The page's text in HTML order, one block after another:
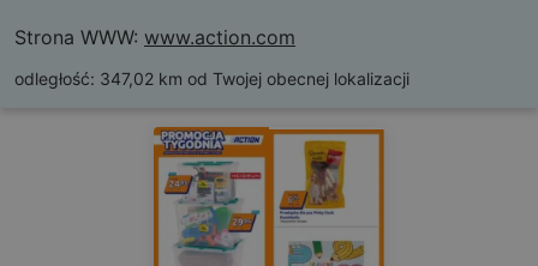
Strona WWW: www.action.com
odległość: 347,02 km od Twojej obecnej lokalizacji